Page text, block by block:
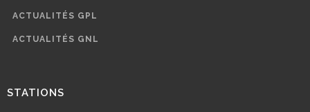
ACTUALITÉS GPL
ACTUALITÉS GNL
STATIONS